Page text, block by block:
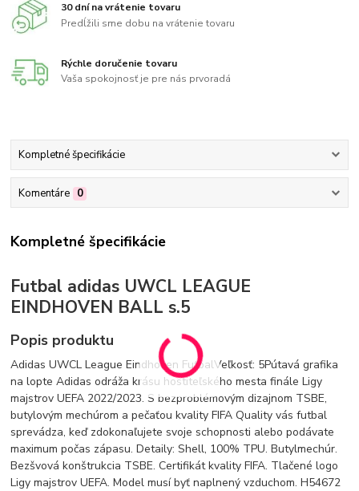
30 dní na vrátenie tovaru
Predĺžili sme dobu na vrátenie tovaru
Rýchle doručenie tovaru
Vaša spokojnosť je pre nás prvoradá
Kompletné špecifikácie
Komentáre 0
Kompletné špecifikácie
Futbal adidas UWCL LEAGUE
EINDHOVEN BALL s.5
Popis produktu
Adidas UWCL League Eindhoven FutbalVeľkosť: 5Pútavá grafika
na lopte Adidas odráža krásu hostiteľského mesta finále Ligy
majstrov UEFA 2022/2023. S bezproblémovým dizajnom TSBE,
butylovým mechúrom a pečaťou kvality FIFA Quality vás futbal
sprevádza, keď zdokonaľujete svoje schopnosti alebo podávate
maximum počas zápasu. Detaily: Shell, 100% TPU. Butylmechúr.
Bezšvová konštrukcia TSBE. Certifikát kvality FIFA. Tlačené logo
Ligy majstrov UEFA. Model musí byť naplnený vzduchom. H54672